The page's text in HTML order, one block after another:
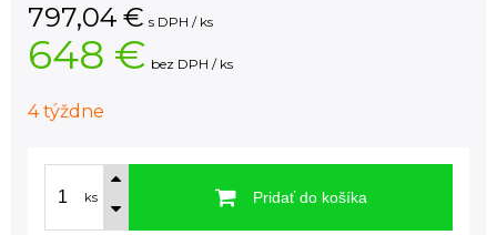
797,04 € s DPH / ks
648 € bez DPH / ks
4 týždne
ks Pridať do košíka